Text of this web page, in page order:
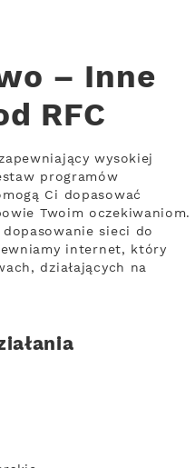
– Inne
RFC
wysokiej
programów
Ci dopasować
Twoim oczekiwaniom.
sieci do
internet, który
działających na